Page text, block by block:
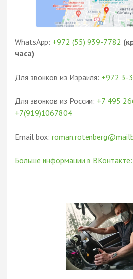
WhatsApp: +972 (55) 939-7782
часа)
Для звонков из Израиля: +972 3-
Для звонков из России: +7 495
+7(919)1067804
Email box:
Больше информации в